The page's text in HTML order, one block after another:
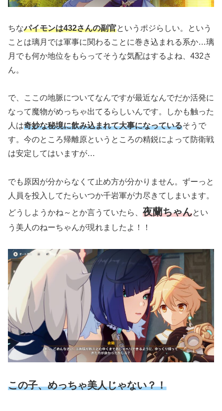
ちなパイモンは432さんの副官というポジらしい。という
ことは璃月では軍事に関わることに巻き込まれる系か…璃
月でも何か地位をもらってそうな気配はするよね、432さ
ん。
で、ここの地脈についてなんですが最近なんでだか活発に
なって魔物がめっちゃ出てるらしいんです。しかも触った
人は奇妙な秘境に飲み込まれて大事になっているそうで
す。今のところ帰離原というところの精鋭によって防衛戦
は安定してはいますが…
でも原因が分からなくて止め方が分かりません。ずーっと
人員を投入してたらいつか千岩軍が力尽きてしまいます。
どうしようかね～とか言うていたら、 夜蘭ちゃんとい
う美人のねーちゃんが現れましたよ！！
この子、めっちゃ美人じゃない？！